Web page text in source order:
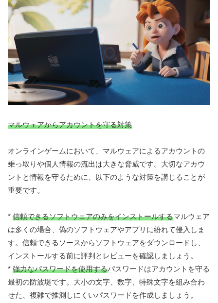
マルウェアからアカウントを守る対策
オンラインゲームにおいて、マルウェアによるアカウントの
乗っ取りや個人情報の流出は大きな脅威です。大切なアカウ
ントと情報を守るために、以下のような対策を講じることが
重要です。
* 信頼できるソフトウェアのみをインストールするマルウェア
は多くの場合、偽のソフトウェアやアプリに紛れて侵入しま
す。信頼できるソースからソフトウェアをダウンロードし、
インストールする前に評判とレビューを確認しましょう。
* 強力なパスワードを使用するパスワードはアカウントを守る
最初の防波堤です。大小の文字、数字、特殊文字を組み合わ
せた、複雑で推測しにくいパスワードを作成しましょう。